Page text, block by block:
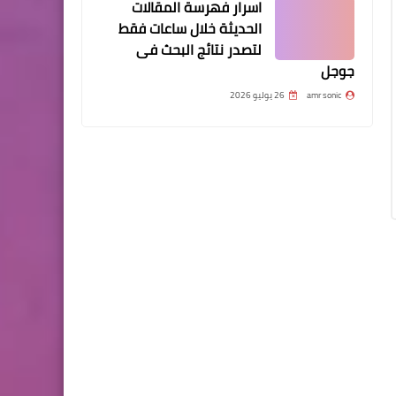
اسرار فهرسة المقالات
الحديثة خلال ساعات فقط
لتصدر نتائج البحث فى
جوجل
amr sonic 26 يوليو 2026